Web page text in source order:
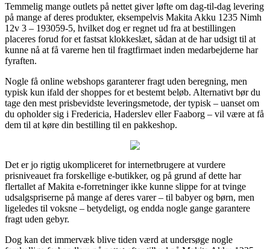
Temmelig mange outlets på nettet giver løfte om dag-til-dag levering
på mange af deres produkter, eksempelvis Makita Akku 1235 Nimh
12v 3 – 193059-5, hvilket dog er regnet ud fra at bestillingen
placeres forud for et fastsat klokkeslæt, sådan at de har udsigt til at
kunne nå at få varerne hen til fragtfirmaet inden medarbejderne har
fyraften.
Nogle få online webshops garanterer fragt uden beregning, men
typisk kun ifald der shoppes for et bestemt beløb. Alternativt bør du
tage den mest prisbevidste leveringsmetode, der typisk – uanset om
du opholder sig i Fredericia, Haderslev eller Faaborg – vil være at få
dem til at køre din bestilling til en pakkeshop.
Det er jo rigtig ukompliceret for internetbrugere at vurdere
prisniveauet fra forskellige e-butikker, og på grund af dette har
flertallet af Makita e-forretninger ikke kunne slippe for at tvinge
udsalgspriserne på mange af deres varer – til babyer og børn, men
ligeledes til voksne – betydeligt, og endda nogle gange garantere
fragt uden gebyr.
Dog kan det immervæk blive tiden værd at undersøge nogle